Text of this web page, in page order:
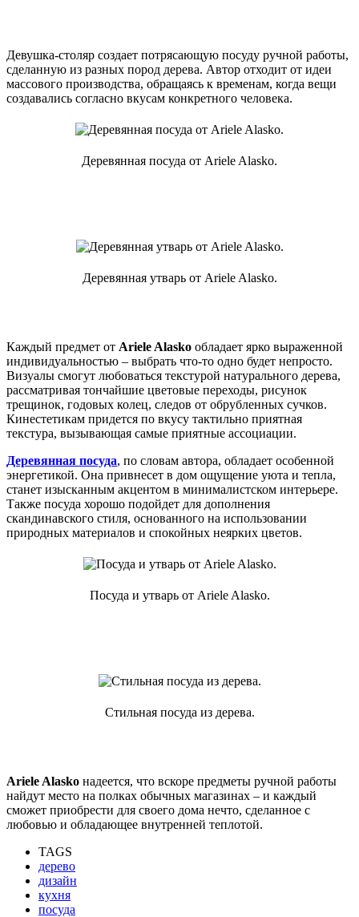
Девушка-столяр создает потрясающую посуду ручной работы,
сделанную из разных пород дерева. Автор отходит от идеи
массового производства, обращаясь к временам, когда вещи
создавались согласно вкусам конкретного человека.
Деревянная посуда от Ariele Alasko.
Деревянная утварь от Ariele Alasko.
Каждый предмет от Ariele Alasko обладает ярко выраженной
индивидуальностью – выбрать что-то одно будет непросто.
Визуалы смогут любоваться текстурой натурального дерева,
рассматривая тончайшие цветовые переходы, рисунок
трещинок, годовых колец, следов от обрубленных сучков.
Кинестетикам придется по вкусу тактильно приятная
текстура, вызывающая самые приятные ассоциации.
Деревянная посуда, по словам автора, обладает особенной
энергетикой. Она привнесет в дом ощущение уюта и тепла,
станет изысканным акцентом в минималистском интерьере.
Также посуда хорошо подойдет для дополнения
скандинавского стиля, основанного на использовании
природных материалов и спокойных неярких цветов.
Посуда и утварь от Ariele Alasko.
Стильная посуда из дерева.
Ariele Alasko надеется, что вскоре предметы ручной работы
найдут место на полках обычных магазинах – и каждый
сможет приобрести для своего дома нечто, сделанное с
любовью и обладающее внутренней теплотой.
TAGS
дерево
дизайн
кухня
посуда